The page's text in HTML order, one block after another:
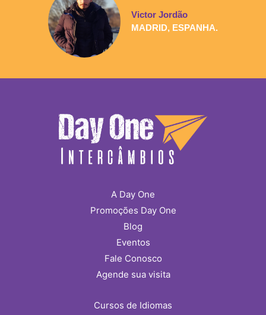
Victor Jordão
MADRID, ESPANHA.
A Day One
Promoções Day One
Blog
Eventos
Fale Conosco
Agende sua visita
Cursos de Idiomas